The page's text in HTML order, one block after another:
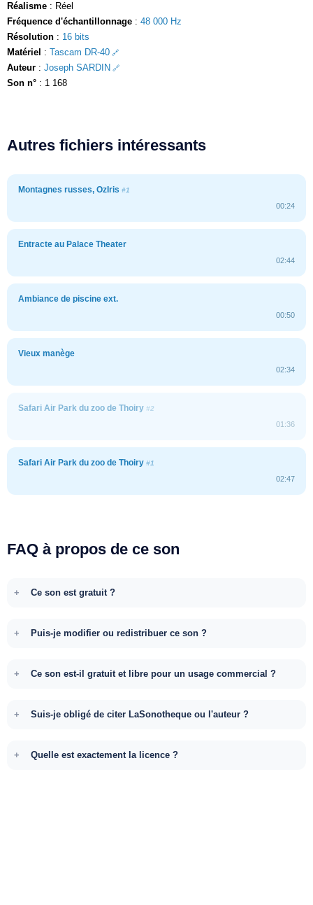
Réalisme : Réel
Fréquence d'échantillonnage : 48 000 Hz
Résolution : 16 bits
Matériel : Tascam DR-40
Auteur : Joseph SARDIN
Son n° : 1 168
Autres fichiers intéressants
Montagnes russes, OzIris #1
00:24
Entracte au Palace Theater
02:44
Ambiance de piscine ext.
00:50
Vieux manège
02:34
Safari Air Park du zoo de Thoiry #2
01:36
Safari Air Park du zoo de Thoiry #1
02:47
FAQ à propos de ce son
Ce son est gratuit ?
Puis-je modifier ou redistribuer ce son ?
Ce son est-il gratuit et libre pour un usage commercial ?
Suis-je obligé de citer LaSonotheque ou l'auteur ?
Quelle est exactement la licence ?